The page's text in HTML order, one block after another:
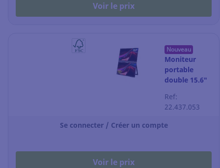
Voir le prix
Nouveau
Moniteur
portable
double 15.6″
Full HD 1080p
Ref:
22.437.053
Se connecter / Créer un compte
Voir le prix